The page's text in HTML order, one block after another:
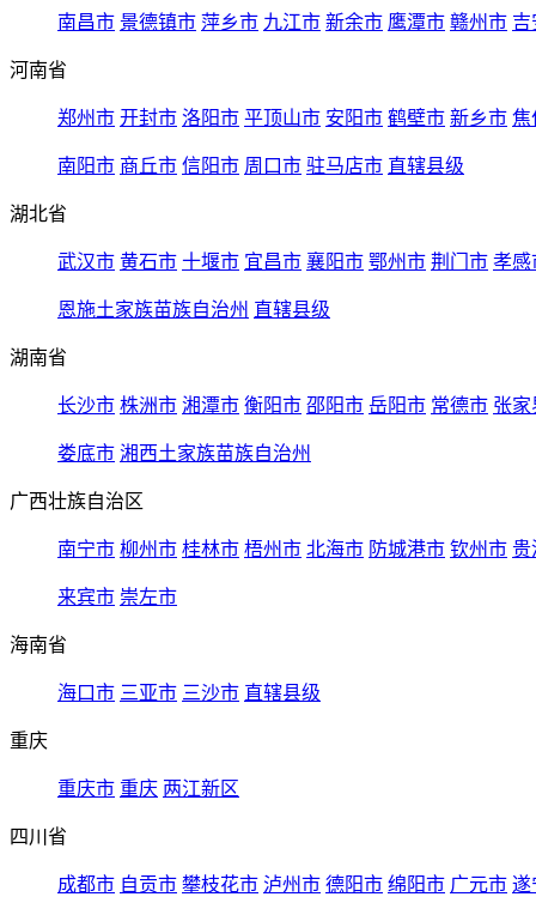
南昌市 景德镇市 萍乡市 九江市 新余市 鹰潭市 赣州市 吉
河南省
郑州市 开封市 洛阳市 平顶山市 安阳市 鹤壁市 新乡市 焦
南阳市 商丘市 信阳市 周口市 驻马店市 直辖县级
湖北省
武汉市 黄石市 十堰市 宜昌市 襄阳市 鄂州市 荆门市 孝感
恩施土家族苗族自治州 直辖县级
湖南省
长沙市 株洲市 湘潭市 衡阳市 邵阳市 岳阳市 常德市 张家
娄底市 湘西土家族苗族自治州
广西壮族自治区
南宁市 柳州市 桂林市 梧州市 北海市 防城港市 钦州市 贵
来宾市 崇左市
海南省
海口市 三亚市 三沙市 直辖县级
重庆
重庆市 重庆 两江新区
四川省
成都市 自贡市 攀枝花市 泸州市 德阳市 绵阳市 广元市 遂